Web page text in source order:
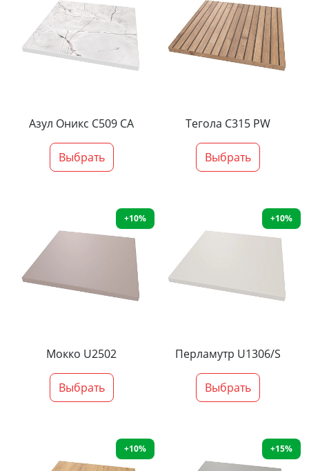
Азул Оникс С509 СА
Выбрать
Тегола С315 PW
Выбрать
+10%
Мокко U2502
Выбрать
+10%
Перламутр U1306/S
Выбрать
+10% +15%